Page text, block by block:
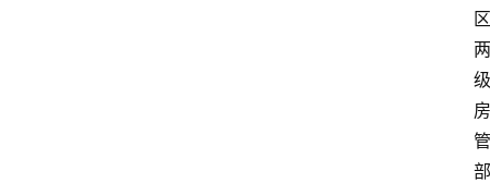
区
两
级
房
管
部